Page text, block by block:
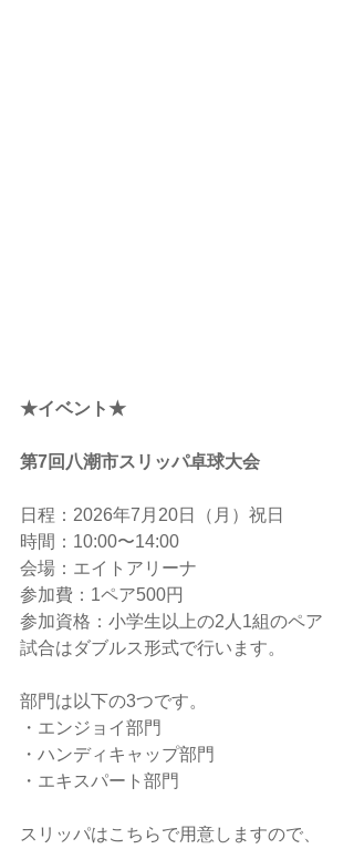
★イベント★
第7回八潮市スリッパ卓球大会
日程：2026年7月20日（月）祝日
時間：10:00〜14:00
会場：エイトアリーナ
参加費：1ペア500円
参加資格：小学生以上の2人1組のペア
試合はダブルス形式で行います。
部門は以下の3つです。
・エンジョイ部門
・ハンディキャップ部門
・エキスパート部門
スリッパはこちらで用意しますので、